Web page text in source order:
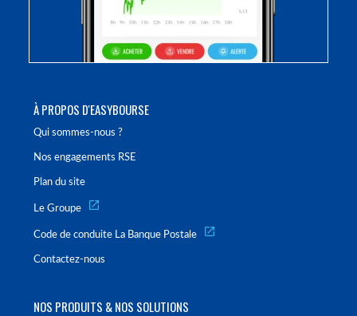
À PROPOS D'EASYBOURSE
Qui sommes-nous ?
Nos engagements RSE
Plan du site
Le Groupe
Code de conduite La Banque Postale
Contactez-nous
NOS PRODUITS & NOS SOLUTIONS